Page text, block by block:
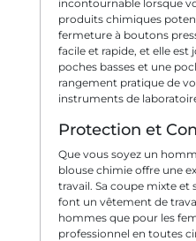
incontournable lorsque
produits chimiques
fermeture à boutons
facile et rapide, et elle
poches basses et une
rangement pratique de
instruments de
Protection et
Que vous soyez un
blouse chimie offre une
travail. Sa coupe mixte et
font un vêtement de
hommes que pour les
professionnel en toutes